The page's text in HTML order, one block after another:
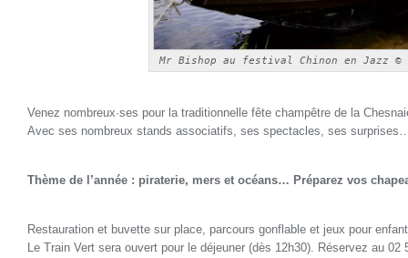
Mr Bishop au festival Chinon en Jazz ©
Venez nombreux·ses pour la traditionnelle fête champêtre de la
Avec ses nombreux stands associatifs, ses spectacles, ses
Thème de l’année : piraterie, mers et océans… Préparez vos
Restauration et buvette sur place, parcours gonflable et jeux pour
Le Train Vert sera ouvert pour le déjeuner (dès 12h30). Réservez au 02